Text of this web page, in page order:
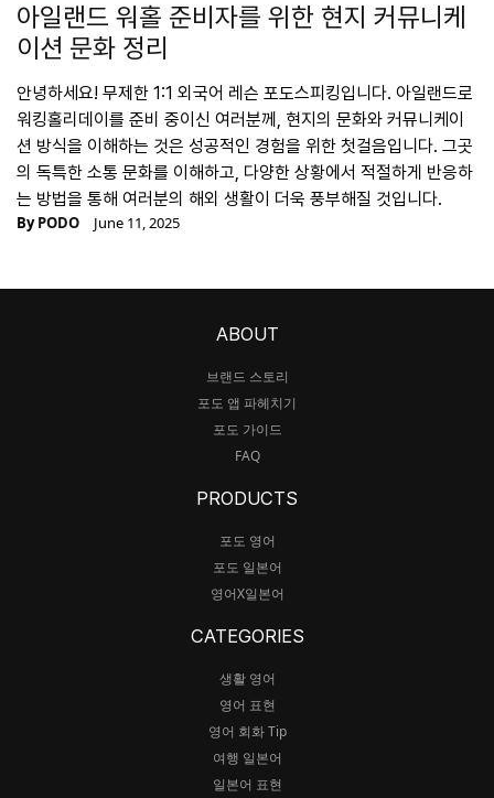
아일랜드 워홀 준비자를 위한 현지 커뮤니케
이션 문화 정리
안녕하세요! 무제한 1:1 외국어 레슨 포도스피킹입니다. 아일랜드로
워킹홀리데이를 준비 중이신 여러분께, 현지의 문화와 커뮤니케이
션 방식을 이해하는 것은 성공적인 경험을 위한 첫걸음입니다. 그곳
의 독특한 소통 문화를 이해하고, 다양한 상황에서 적절하게 반응하
는 방법을 통해 여러분의 해외 생활이 더욱 풍부해질 것입니다.
ByPODO June 11, 2025
ABOUT
브랜드 스토리
포도 앱 파헤치기
포도 가이드
FAQ
PRODUCTS
포도 영어
포도 일본어
영어X일본어
CATEGORIES
생활 영어
영어 표현
영어 회화 Tip
여행 일본어
일본어 표현